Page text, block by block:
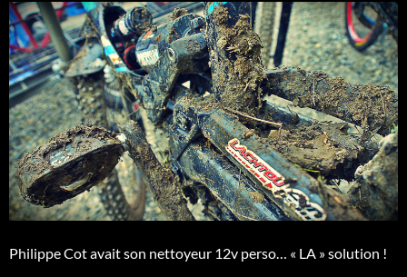
Philippe Cot avait son nettoyeur 12v perso… « LA » solution !